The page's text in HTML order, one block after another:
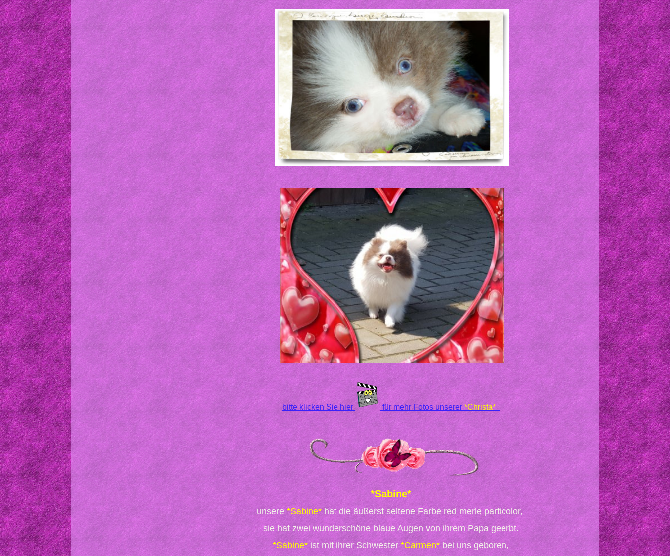
bitte klicken Sie hier für mehr Fotos unserer *Christa*
*Sabine*
unsere*Sabine*hat die äußerst seltene Farbe red merle particolor,
sie hat zwei wunderschöne blaue Augen von ihrem Papa geerbt.
*Sabine*ist mit ihrer Schwester *Carmen* bei uns geboren,